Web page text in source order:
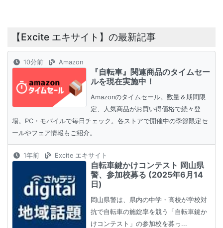
【Excite エキサイト】の最新記事
10分前 Amazon
『自転車』関連商品のタイムセー
ルを現在実施中！
Amazonのタイムセール。数量＆期間限
定、人気商品がお買い得価格で続々登
場。PC・モバイルで毎日チェック。各ストアで開催中の季節限定セ
ールやフェア情報もご紹介。
1年前 Excite エキサイト
自転車鍵かけコンテスト 岡山県
警、参加校募る (2025年6月14
日)
岡山県警は、県内の中学・高校が学校対
抗で自転車の施錠率を競う「自転車鍵か
けコンテスト」の参加校を募っ...